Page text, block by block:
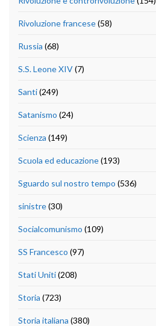
Rivoluzione francese(58)
Russia (68)
S.S. Leone XIV(7)
Santi(249)
Satanismo (24)
Scienza (149)
Scuola ed educazione(193)
Sguardo sul nostro tempo (536)
sinistre(30)
Socialcomunismo (109)
SS Francesco (97)
Stati Uniti(208)
Storia (723)
Storia italiana (380)